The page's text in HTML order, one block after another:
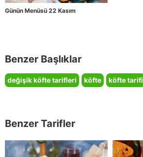
Günün Menüsü 22 Kasım
Benzer Başlıklar
değişik köfte tarifleri köfte köfte tarifi
Benzer Tarifler